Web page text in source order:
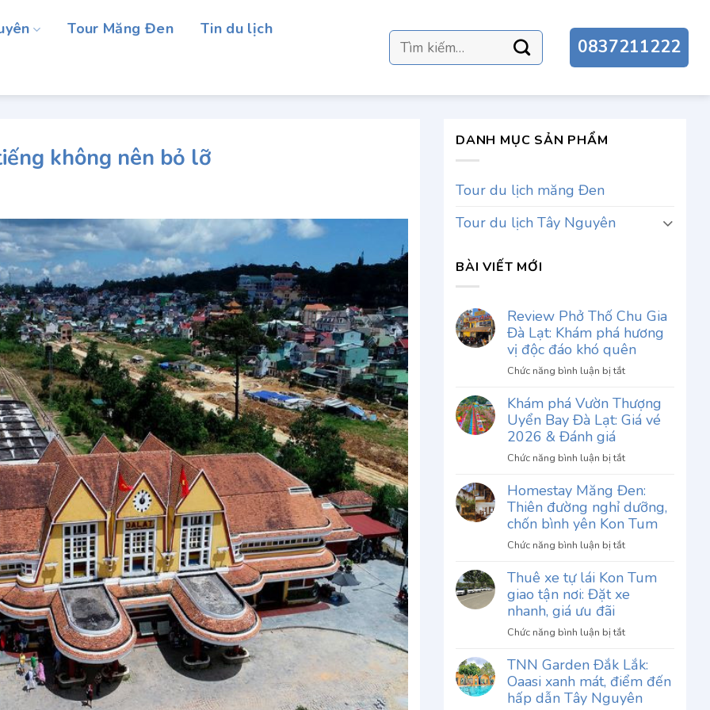
Tour Măng Đen
Tin du lịch
Tìm
kiếm:
0837211222
không nên bỏ lỡ
DANH MỤC SẢN PHẨM
Tour du lịch măng Đen
Tour du lịch Tây Nguyên
BÀI VIẾT MỚI
Review Phở Thố Chu Gia
Đà Lạt: Khám phá hương
vị độc đáo khó quên
Chức năng bình luận bị tắtở
Phở
Thố
Đà
Khám
phá
hương
vị
đáo
khó
Khám phá Vườn Thượng
Uyển Bay Đà Lạt: Giá vé
2026 & Đánh giá
Chức năng bình luận bị tắtở
phá
Vườn
Thượng
Bay
Lạt:
Giá
2026
Đánh
giá
Homestay Măng Đen:
Thiên đường nghỉ dưỡng,
chốn bình yên Kon Tum
Chức năng bình luận bị tắtở
Măng
Đen:
nghỉ
dưỡng,
chốn
bình
yên
Thuê xe tự lái Kon Tum
giao tận nơi: Đặt xe
nhanh, giá ưu đãi
Chức năng bình luận bị tắtở
xe
tự
lái
TNN Garden Đắk Lắk:
Oaasi xanh mát, điểm đến
hấp dẫn Tây Nguyên